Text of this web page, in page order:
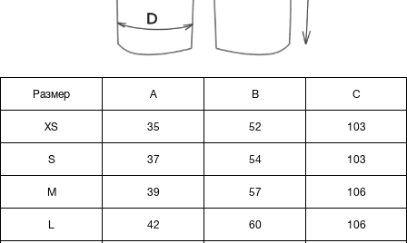
Размер A B C
XS 35 52 103
S 37 54 103
M 39 57 106
L 42 60 106